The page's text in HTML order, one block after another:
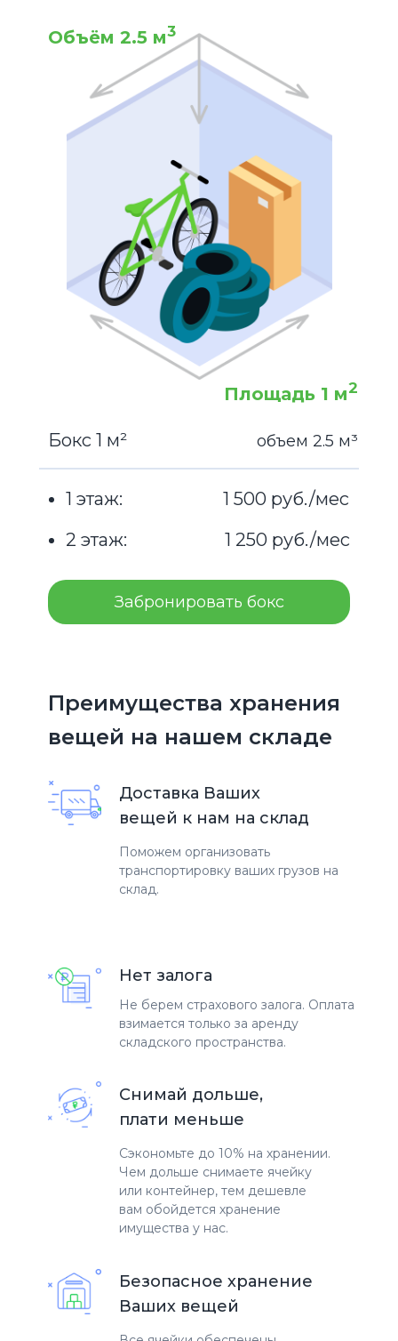
Забронировать бокс
Бокс 1 м² объем 2.5 м³
1 этаж:
2 этаж:
1 500 руб./мес
1 250 руб./мес
Объём 2.5 м3
Площадь 1 м2
Преимущества хранения
вещей на нашем складе
Снимай дольше,
плати меньше
Сэкономьте до 10% на хранении.
Чем дольше снимаете ячейку
или контейнер, тем дешевле
вам обойдется хранение
имущества у нас.
Безопасное хранение
Ваших вещей
Доставка Ваших
вещей к нам на склад
Поможем организовать
транспортировку ваших грузов на
склад.
Нет залога
Не берем страхового залога. Оплата
взимается только за аренду
складского пространства.